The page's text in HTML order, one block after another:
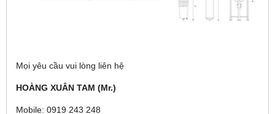
Mọi yêu cầu vui lòng liên hệ
HOÀNG XUÂN TAM (Mr.)
Mobile: 0919 243 248